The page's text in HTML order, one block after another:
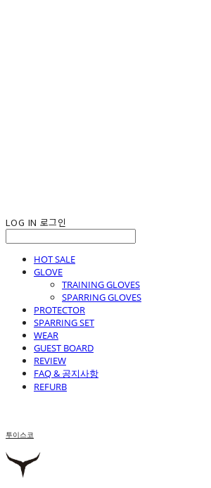
LOG IN 로그인
HOT SALE
GLOVE
TRAINING GLOVES
SPARRING GLOVES
PROTECTOR
SPARRING SET
WEAR
GUEST BOARD
REVIEW
FAQ & 공지사항
REFURB
투이스코